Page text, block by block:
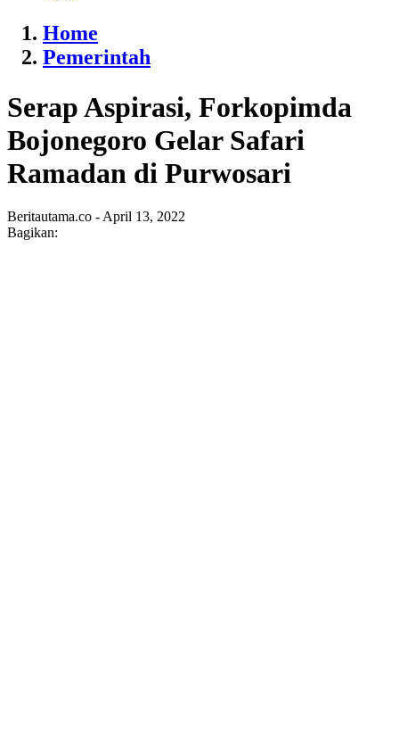
Home
Pemerintah
Serap Aspirasi, Forkopimda
Bojonegoro Gelar Safari
Ramadan di Purwosari
Beritautama.co - April 13, 2022
Bagikan: